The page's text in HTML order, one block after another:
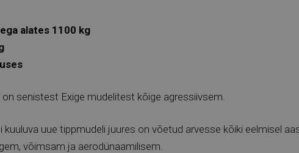
alates 1100 kg
senistest Exige mudelitest kõige agressiivsem.
uue tippmudeli juures on võetud arvesse kõiki eelmisel
võimsam ja aerodünaamilisem.